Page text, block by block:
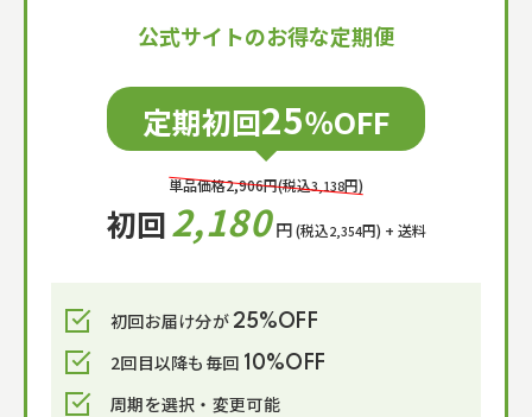
公式サイトのお得な定期便
定期初回25％OFF
単品価格2,906円(税込3,138円)
初回2,180円 (税込2,354円) + 送料
初回お届け分が25%OFF
2回目以降も毎回 10%OFF
周期を選択・変更可能